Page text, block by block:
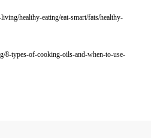
healthy-eating/eat-smart/fats/healthy-
8-types-of-cooking-oils-and-when-to-use-